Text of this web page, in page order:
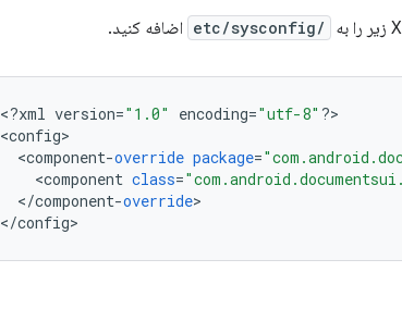
/etc/sysconfig اضافه کنید.
<?xml version="1.0" encoding="utf-8" ?>
<config
<component-override package=
<component class=
</component-override>
</config